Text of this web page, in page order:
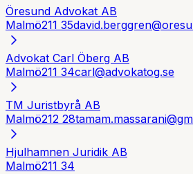
Öresund Advokat AB
Malmö211 35
Advokat Carl Öberg AB
Malmö211 34carl@advokatog.se
TM Juristbyrå AB
Malmö212 28
Hjulhamnen Juridik AB
Malmö211 34